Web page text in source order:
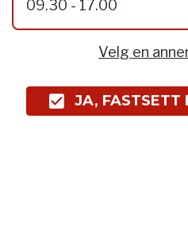
09.30 - 17.00
Velg en
JA, FASTSETT